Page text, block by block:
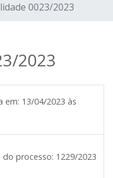
0023/2023
2023
em: 13/04/2023 às
do processo: 1229/2023